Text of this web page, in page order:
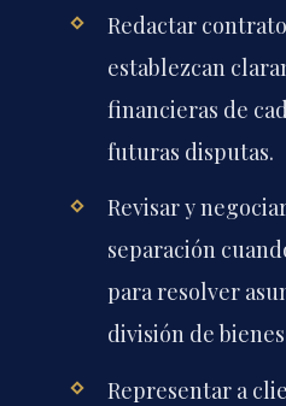
Redactar
establezcan
financieras de
futuras disputas.
Revisar y
separación
para resolver
división de
Representar a